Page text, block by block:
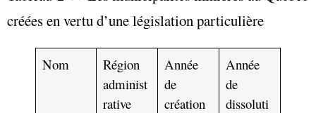
créées en vertu d’une législation particulière
Nom
Région
administ
rative
Année
de
création
Année
de
dissoluti